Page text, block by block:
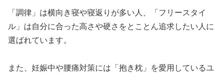
「調律」は横向き寝や寝返りが多い人、「フリースタイ
ル」は自分に合った高さや硬さをとことん追求したい人に
選ばれています。
また、妊娠中や腰痛対策には「抱き枕」を愛用しているユ